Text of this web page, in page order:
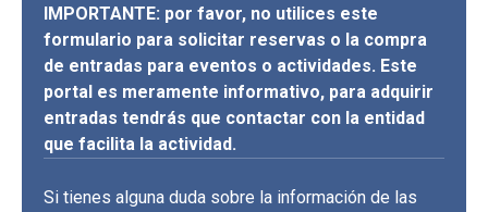
IMPORTANTE: por favor, no utilices este
formulario para solicitar reservas o la compra
de entradas para eventos o actividades. Este
portal es meramente informativo, para adquirir
entradas tendrás que contactar con la entidad
que facilita la actividad.
Si tienes alguna duda sobre la información de las